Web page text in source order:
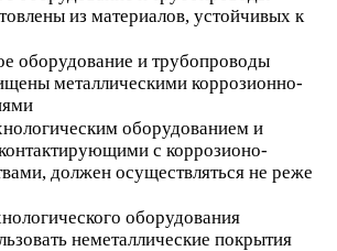
из материалов, устойчивых к
оборудование и трубопроводы
металлическими коррозионно-
оборудованием и
с коррозионо-
должен осуществляться не реже
оборудования
неметаллические покрытия